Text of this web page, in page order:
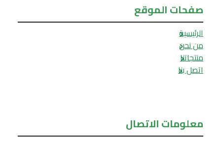
صفحات الموقع
الرئيسية
من نحن
منتجاتنا
اتصل بنا
معلومات الاتصال